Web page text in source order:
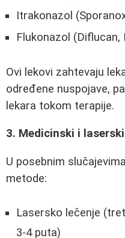
Itrakonazol
Flukonazol (Diflucan,
Ovi lekovi zahtevaju
određene nuspojave,
lekara tokom terapije.
3. Medicinski i
U posebnim
metode:
Lasersko lečenje
3-4 puta)